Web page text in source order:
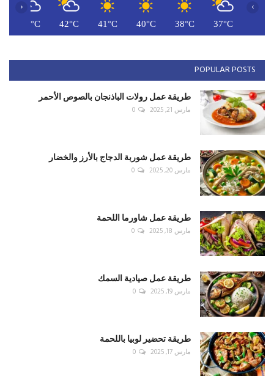
37°C
38°C
40°C
41°C
42°C
42°C
‹ ›
POPULAR POSTS
طريقة عمل رولات الباذنجان بالصوص الأحمر
مارس 21, 2025 0
طريقة عمل شوربة الدجاج بالأرز والخضار
مارس 20, 2025 0
طريقة عمل شاورما اللحمة
مارس 18, 2025 0
طريقة عمل صيادية السمك
مارس 19, 2025 0
طريقة تحضير لوبيا باللحمة
مارس 17, 2025 0